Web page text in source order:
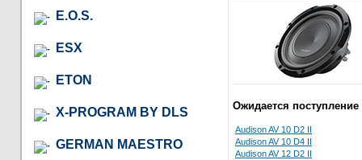
E.O.S.
ESX
ETON
X-PROGRAM BY DLS
GERMAN MAESTRO
Ожидается поступление
Audison AV 10 D2 II
Audison AV 10 D4 II
Audison AV 12 D2 II